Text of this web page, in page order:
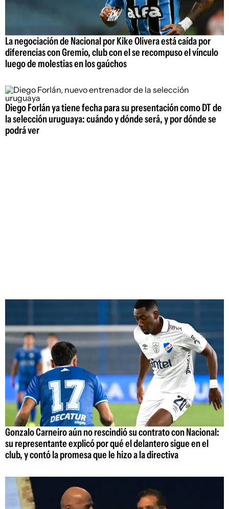
La negociación de Nacional por Kike Olivera está caída por
diferencias con Gremio, club con el se recompuso el vínculo
luego de molestias en los gaúchos
Diego Forlán ya tiene fecha para su presentación como DT de
la selección uruguaya: cuándo y dónde será, y por dónde se
podrá ver
Gonzalo Carneiro aún no rescindió su contrato con Nacional:
su representante explicó por qué el delantero sigue en el
club, y contó la promesa que le hizo a la directiva